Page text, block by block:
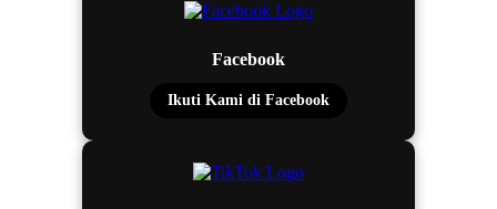
Facebook
Ikuti Kami di Facebook